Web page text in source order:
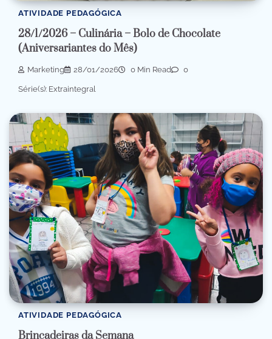
ATIVIDADE PEDAGÓGICA
28/1/2026 – Culinária – Bolo de Chocolate
(Aniversariantes do Mês)
Marketing 28/01/2026 0 Min Read 0
Série(s): Extraintegral
ATIVIDADE PEDAGÓGICA
Brincadeiras da Semana